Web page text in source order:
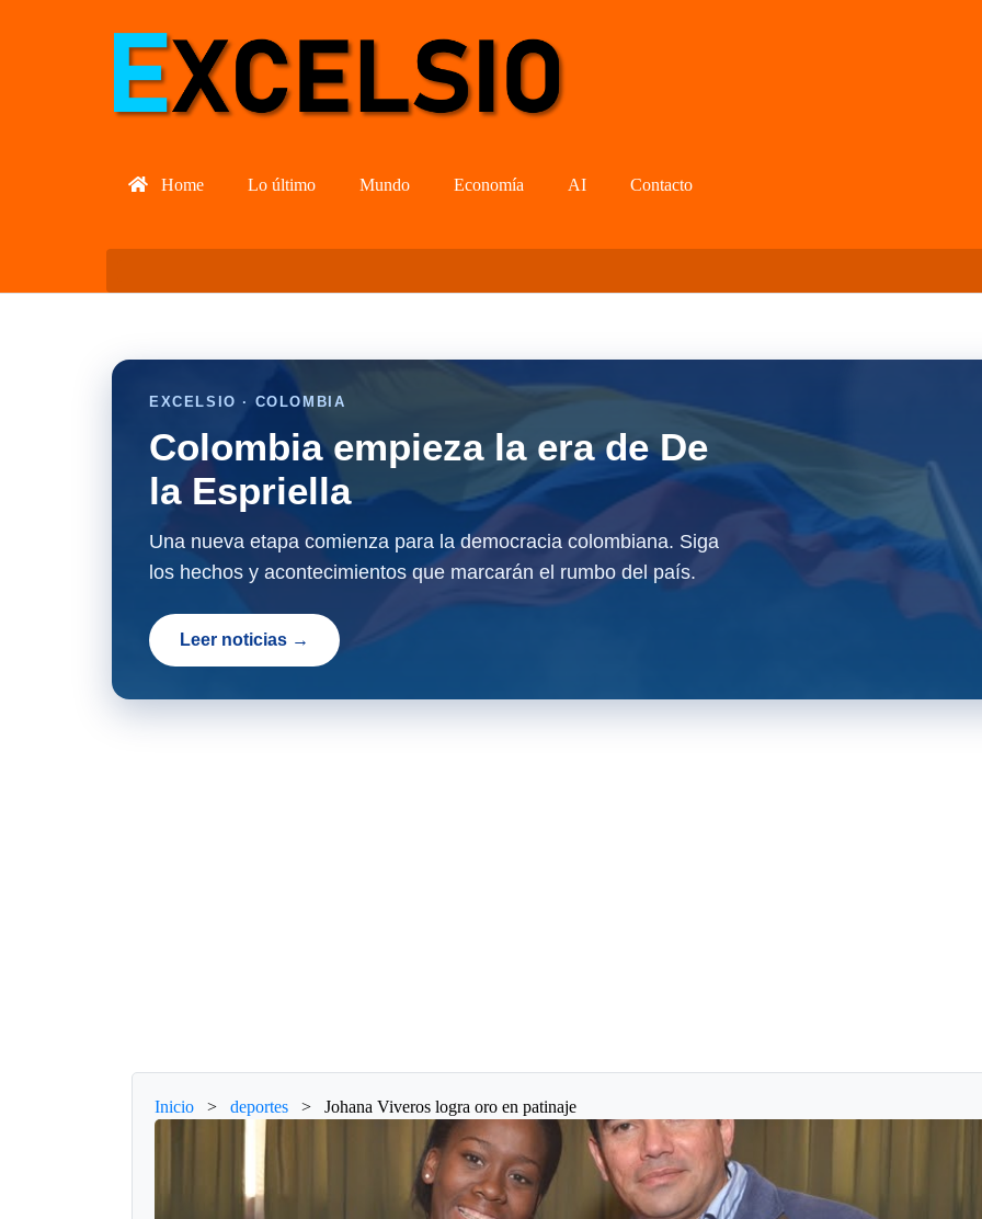
Home Lo último Mundo Economía AI Contacto
EXCELSIO · COLOMBIA
Colombia empieza la era de De
la Espriella
Una nueva etapa comienza para la democracia colombiana. Siga
los hechos y acontecimientos que marcarán el rumbo del país.
Leer noticias →
Inicio > deportes > Johana Viveros logra oro en patinaje